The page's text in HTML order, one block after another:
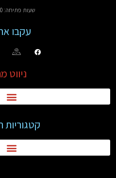
שעות פתיחה: 07:30-17:00
עקבו
ניווט
קטגוריות